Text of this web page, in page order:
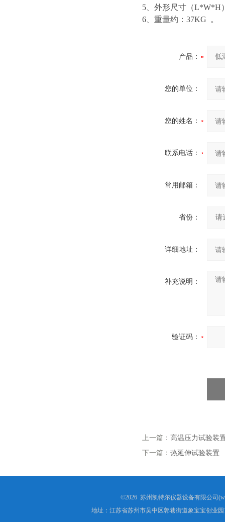
5、外形尺寸（L*W*H
6、重量约：37KG 。
产品：
您的单位：
您的姓名：
联系电话：
常用邮箱：
省份：
详细地址：
补充说明：
验证码：
上一篇： 高温压力试验装
下一篇： 热延伸试验装置
©2026 苏州凯特尔仪器设备有限公司
地址：江苏省苏州市吴中区郭巷街道象宝宝创业